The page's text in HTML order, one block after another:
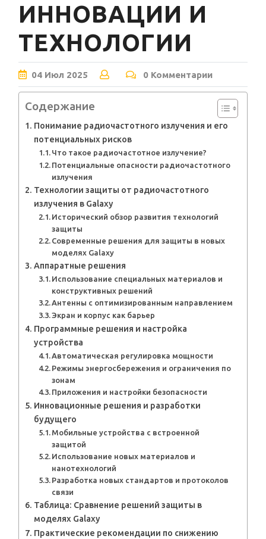
ИННОВАЦИИ И
ТЕХНОЛОГИИ
04 Июл 2025 0 Комментарии
Содержание
Понимание радиочастотного излучения и его
потенциальных рисков
Что такое радиочастотное излучение?
Потенциальные опасности радиочастотного
излучения
Технологии защиты от радиочастотного
излучения в Galaxy
Исторический обзор развития технологий
защиты
Современные решения для защиты в новых
моделях Galaxy
Аппаратные решения
Использование специальных материалов и
конструктивных решений
Антенны с оптимизированным направлением
Экран и корпус как барьер
Программные решения и настройка
устройства
Автоматическая регулировка мощности
Режимы энергосбережения и ограничения по
зонам
Приложения и настройки безопасности
Инновационные решения и разработки
будущего
Мобильные устройства с встроенной
защитой
Использование новых материалов и
нанотехнологий
Разработка новых стандартов и протоколов
связи
Таблица: Сравнение решений защиты в
моделях Galaxy
Практические рекомендации по снижению